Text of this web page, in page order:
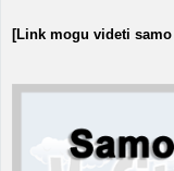
[Link mogu videti